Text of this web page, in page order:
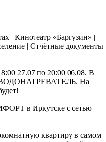
| Кинотеатр «Баргузин» |
| Отчётные документы
27.07 по 20:00 06.08. В
ВОДОНАГРЕВАТЕЛЬ. На
в Иркутcке с ceтью
квартиру в самом